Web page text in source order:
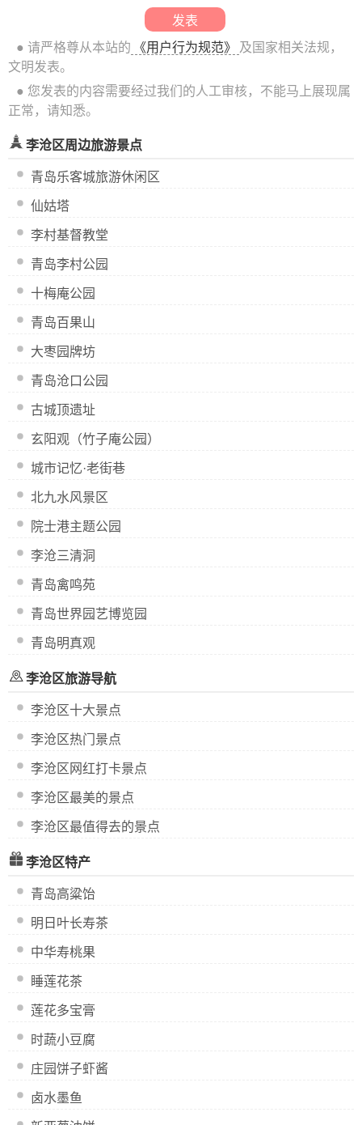
● 请严格尊从本站的 《用户行为规范》
及国家相关法规，
文明发表。
● 您发表的内容需要经过我们的人工审核，不能马上展现属
正常，请知悉。
李沧区周边旅游景点
青岛乐客城旅游休闲区
仙姑塔
李村基督教堂
青岛李村公园
十梅庵公园
青岛百果山
大枣园牌坊
青岛沧口公园
古城顶遗址
玄阳观（竹子庵公园）
城市记忆·老街巷
北九水风景区
院士港主题公园
李沧三清洞
青岛禽鸣苑
青岛世界园艺博览园
青岛明真观
李沧区旅游导航
李沧区十大景点
李沧区热门景点
李沧区网红打卡景点
李沧区最美的景点
李沧区最值得去的景点
李沧区特产
青岛高粱饴
明日叶长寿茶
中华寿桃果
睡莲花茶
莲花多宝膏
时蔬小豆腐
庄园饼子虾酱
卤水墨鱼